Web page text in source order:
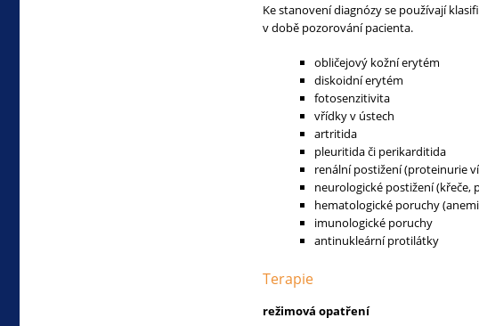
Ke stanovení diagnózy se používají
v době pozorování pacienta.
obličejový kožní erytém
diskoidní erytém
fotosenzitivita
vřídky v ústech
artritida
pleuritida či perikarditida
renální postižení (proteinurie
neurologické postižení (křeče,
hematologické poruchy
imunologické poruchy
antinukleární protilátky
Terapie
režimová opatření